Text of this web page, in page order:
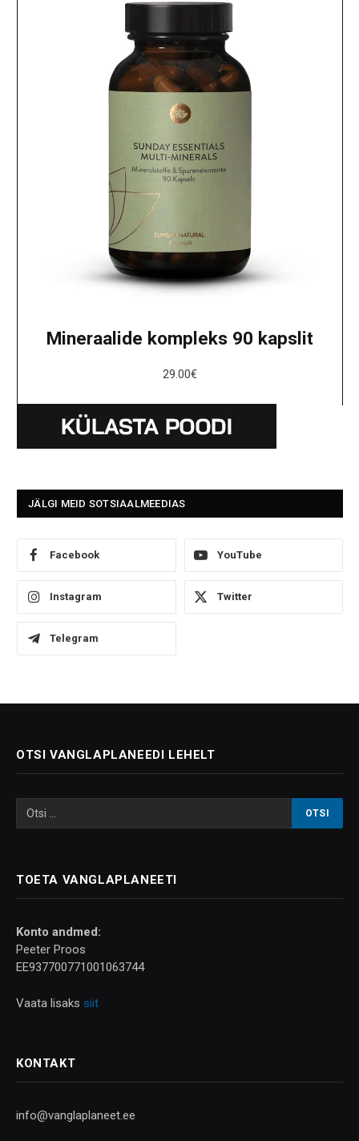
Mineraalide kompleks 90 kapslit
29.00€
JÄLGI MEID SOTSIAALMEEDIAS
Facebook YouTube
Instagram Twitter
Telegram
OTSI VANGLAPLANEEDI LEHELT
TOETA VANGLAPLANEETI
Konto andmed:
Peeter Proos
EE937700771001063744
Vaata lisaks siit
KONTAKT
info@vanglaplaneet.ee